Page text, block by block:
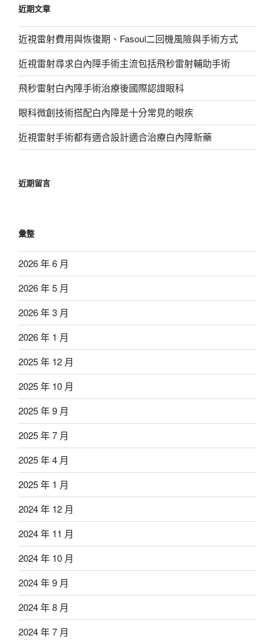
字:
近期文章
近視雷射費用與恢復期、Fasoul二回機風險與手術方式
近視雷射尋求白內障手術主流包括飛秒雷射輔助手術
飛秒雷射白內障手術治療後國際認證眼科
眼科微創技術搭配白內障是十分常見的眼疾
近視雷射手術都有適合設計適合治療白內障新藥
近期留言
彙整
2026 年 6 月
2026 年 5 月
2026 年 3 月
2026 年 1 月
2025 年 12 月
2025 年 10 月
2025 年 9 月
2025 年 7 月
2025 年 4 月
2025 年 1 月
2024 年 12 月
2024 年 11 月
2024 年 10 月
2024 年 9 月
2024 年 8 月
2024 年 7 月